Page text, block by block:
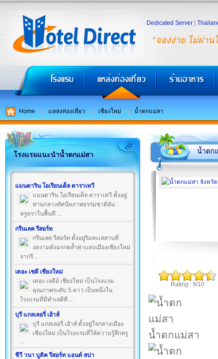
"จองง่าย ไม่ผ่าน
Dedicated Server
Home แหล่งท่องเที่ยว เชียงใหม่ น้ำตกแม่สา
โรงแรมแนะนำน้ำตกแม่สา
แมนดาริน โอเรียนเต็ล ดาราเทวี
แมนดาริน โอเรียนเต็ล ดาราเทวี ตั้งอยู่
ท่ามกลางทัศนียภาพธรรมชาติอัน
หรูหราในพื้นที ...
กรีนเลค รีสอร์ท
กรีนเลค รีสอร์ท ตั้งอยู่ริมทะเลสาบที่
งดงามดั่งมรกตล้ำค่าแห่งเมืองเชียงใหม่
จากรี ...
เดอะ เชดี เชียงใหม่
เดอะ เจดีย์ เชียงใหม่ เป็นโรงแรม
คุณภาพระดับ 5 ดาว เป็นหนึ่งใน
โรงแรมที่มีทำเลดีที ...
บุรี แกลเลอรี่ เฮ้าส์
บุรี แกลเลอรี่ เฮ้าส์ ตั้งอยู่ใจกลางเมือง
เชียงใหม่ เป็นโรงแรมที่ให้ความรู้สึกหรู
...
ชีวี วนา บูติค รีสอร์ท แอนด์ สปา
น้ำตก
Rating : 9/10
น้ำตกแม่สา